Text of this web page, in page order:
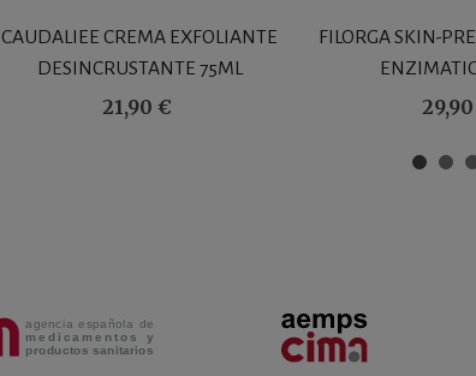
CAUDALIEE CREMA EXFOLIANTE
DESINCRUSTANTE 75ML
21,90 €
FILORGA SKIN-